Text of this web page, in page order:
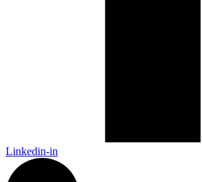
Linkedin-in